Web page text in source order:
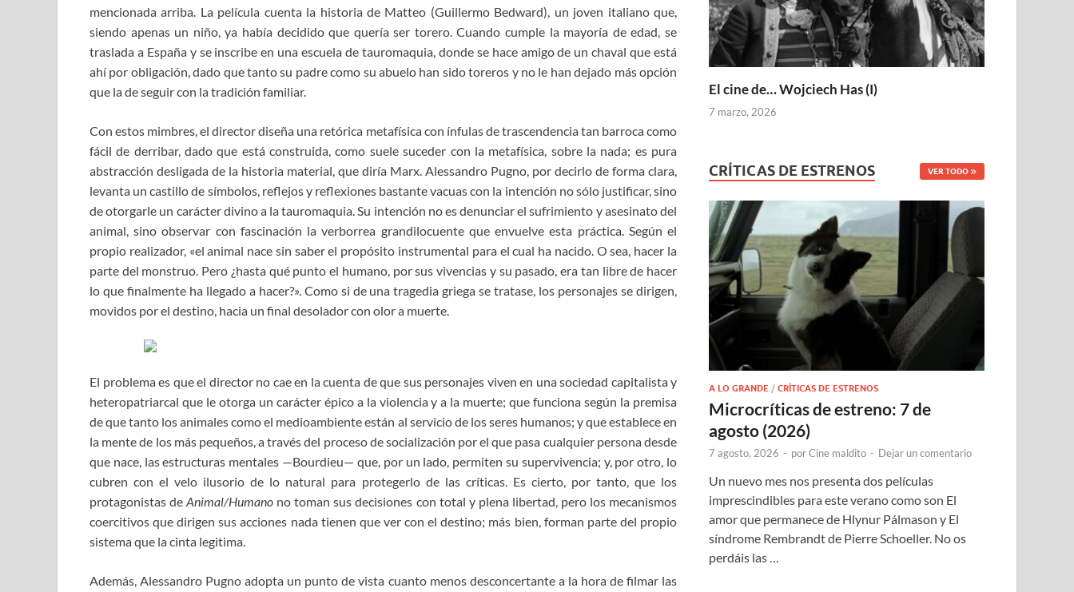
mencionada arriba. La película cuenta la historia de Matteo (Guillermo Bedward), un joven italiano que,
siendo apenas un niño, ya había decidido que quería ser torero. Cuando cumple la mayoría de edad, se
traslada a España y se inscribe en una escuela de tauromaquia, donde se hace amigo de un chaval que está
ahí por obligación, dado que tanto su padre como su abuelo han sido toreros y no le han dejado más opción
que la de seguir con la tradición familiar.
Con estos mimbres, el director diseña una retórica metafísica con ínfulas de trascendencia tan barroca como
fácil de derribar, dado que está construida, como suele suceder con la metafísica, sobre la nada; es pura
abstracción desligada de la historia material, que diría Marx. Alessandro Pugno, por decirlo de forma clara,
levanta un castillo de símbolos, reflejos y reflexiones bastante vacuas con la intención no sólo justificar, sino
de otorgarle un carácter divino a la tauromaquia. Su intención no es denunciar el sufrimiento y asesinato del
animal, sino observar con fascinación la verborrea grandilocuente que envuelve esta práctica. Según el
propio realizador, «el animal nace sin saber el propósito instrumental para el cual ha nacido. O sea, hacer la
parte del monstruo. Pero ¿hasta qué punto el humano, por sus vivencias y su pasado, era tan libre de hacer
lo que finalmente ha llegado a hacer?». Como si de una tragedia griega se tratase, los personajes se dirigen,
movidos por el destino, hacia un final desolador con olor a muerte.
El problema es que el director no cae en la cuenta de que sus personajes viven en una sociedad capitalista y
heteropatriarcal que le otorga un carácter épico a la violencia y a la muerte; que funciona según la premisa
de que tanto los animales como el medioambiente están al servicio de los seres humanos; y que establece en
la mente de los más pequeños, a través del proceso de socialización por el que pasa cualquier persona desde
que nace, las estructuras mentales —Bourdieu— que, por un lado, permiten su supervivencia; y, por otro, lo
cubren con el velo ilusorio de lo natural para protegerlo de las críticas. Es cierto, por tanto, que los
protagonistas deAnimal/Humano no toman sus decisiones con total y plena libertad, pero los mecanismos
coercitivos que dirigen sus acciones nada tienen que ver con el destino; más bien, forman parte del propio
sistema que la cinta legitima.
Además, Alessandro Pugno adopta un punto de vista cuanto menos desconcertante a la hora de filmar las
El cine de… Wojciech Has (I)
7 marzo, 2026
CRÍTICAS DE ESTRENOS VER TODO
A LO GRANDE /CRÍTICAS DE ESTRENOS
Microcríticas de estreno: 7 de
agosto (2026)
7 agosto, 2026 - porCine maldito - Dejar un comentario
Un nuevo mes nos presenta dos películas
imprescindibles para este verano como son El
amor que permanece de Hlynur Pálmason y El
síndrome Rembrandt de Pierre Schoeller. No os
perdáis las …